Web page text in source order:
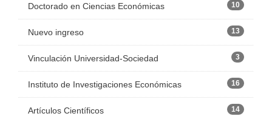
Doctorado en Ciencias Económicas 10
Nuevo ingreso 13
Vinculación Universidad-Sociedad 3
Instituto de Investigaciones Económicas 16
Artículos Científicos 14